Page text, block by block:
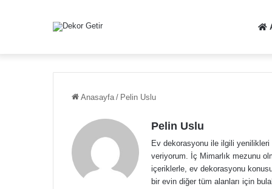
Anasayfa / Pelin Uslu
Pelin Uslu
Ev dekorasyonu ile ilgili yenilikleri
veriyorum. İç Mimarlık mezunu
içeriklerle, ev dekorasyonu
bir evin diğer tüm alanları için